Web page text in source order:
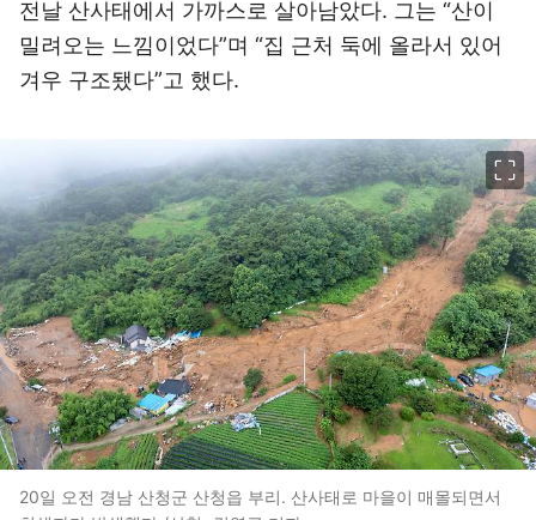
전날 산사태에서 가까스로 살아남았다. 그는 “산이
밀려오는 느낌이었다”며 “집 근처 둑에 올라서 있어
겨우 구조됐다”고 했다.
20일 오전 경남 산청군 산청읍 부리. 산사태로 마을이 매몰되면서